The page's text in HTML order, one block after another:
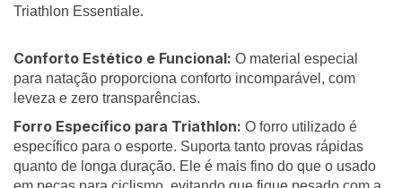
Triathlon Essentiale.
Conforto Estético e Funcional: O material especial
para natação proporciona conforto incomparável, com
leveza e zero transparências.
Forro Específico para Triathlon: O forro utilizado é
específico para o esporte. Suporta tanto provas rápidas
quanto de longa duração. Ele é mais fino do que o usado